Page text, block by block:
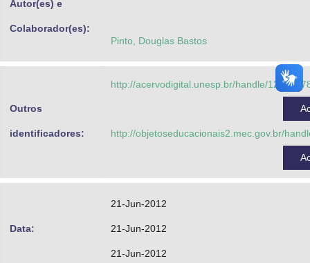
Autor(es) e
Colaborador(es):
Pinto, Douglas Bastos
Outros
identificadores:
http://acervodigital.unesp.br/handle/
http://objetoseducacionais2.mec.gov.br/
Data:
21-Jun-2012
21-Jun-2012
21-Jun-2012